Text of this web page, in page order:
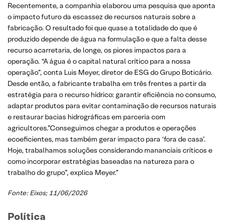
Recentemente, a companhia elaborou uma pesquisa que aponta
o impacto futuro da escassez de recursos naturais sobre a
fabricação. O resultado foi que quase a totalidade do que é
produzido depende de água na formulação e que a falta desse
recurso acarretaria, de longe, os piores impactos para a
operação. “A água é o capital natural crítico para a nossa
operação”, conta Luis Meyer, diretor de ESG do Grupo Boticário.
Desde então, a fabricante trabalha em três frentes a partir da
estratégia para o recurso hídrico: garantir eficiência no consumo,
adaptar produtos para evitar contaminação de recursos naturais
e restaurar bacias hidrográficas em parceria com
agricultores.”Conseguimos chegar a produtos e operações
ecoeficientes, mas também gerar impacto para ‘fora de casa’.
Hoje, trabalhamos soluções considerando mananciais críticos e
como incorporar estratégias baseadas na natureza para o
trabalho do grupo”, explica Meyer.”
Fonte: Eixos; 11/06/2026
Política